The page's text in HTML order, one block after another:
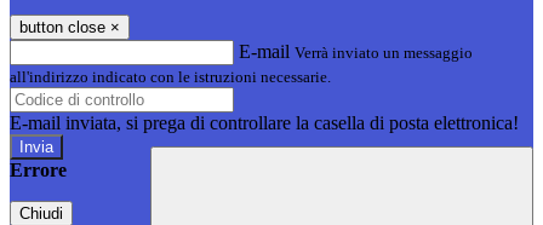
button close ×
E-mail Verrà inviato un messaggio
all'indirizzo indicato con le istruzioni necessarie.
E-mail inviata, si prega di controllare la casella di posta elettronica!
Errore
Chiudi